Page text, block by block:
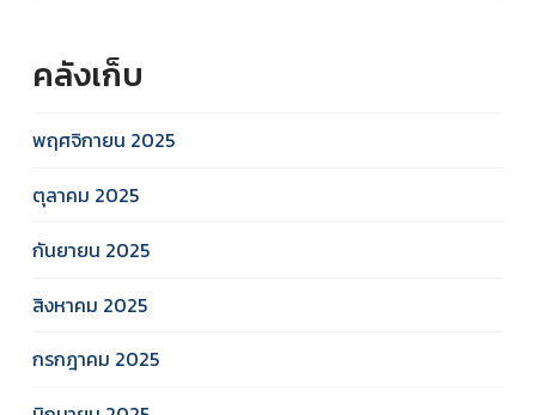
คลังเก็บ
พฤศจิกายน 2025
ตุลาคม 2025
กันยายน 2025
สิงหาคม 2025
กรกฎาคม 2025